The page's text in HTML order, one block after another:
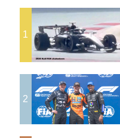
1
2